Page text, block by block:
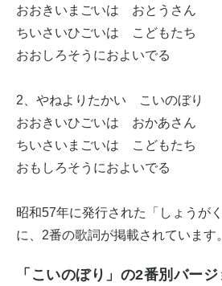
おおきいまごいは おとうさん
ちいさいひごいは こどもたち
おおしろそうにおよいでる
2、やねよりたかい こいのぼり
おおきいひごいは おかあさん
ちいさいまごいは こどもたち
おもしろそうにおよいでる
昭和57年に発行された「しょうが
に、2番の歌詞が掲載されています。
「こいのぼり」の2番別バー